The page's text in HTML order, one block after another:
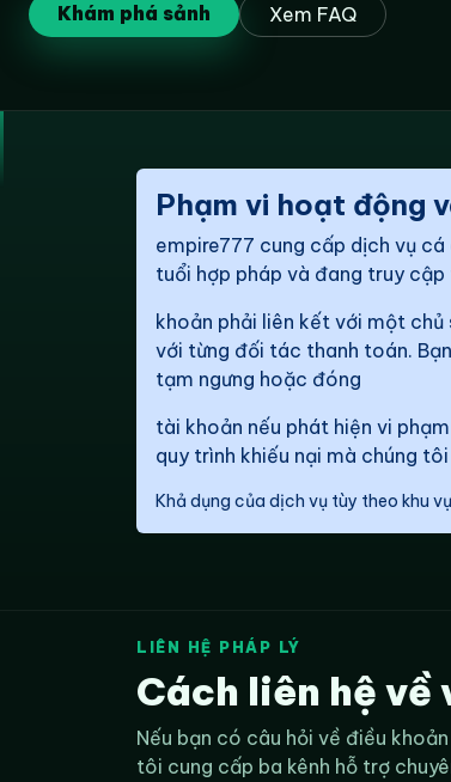
Khám phá sảnh Xem FAQ
Phạm vi hoạt động
empire777 cung cấp dịch vụ
tuổi hợp pháp và đang truy
khoản phải liên kết với một
với từng đối tác thanh toán.
tạm ngưng hoặc đóng
tài khoản nếu phát hiện vi
quy trình khiếu nại mà chúng
Khả dụng của dịch vụ tùy theo khu
LIÊN HỆ PHÁP LÝ
Cách liên hệ về
Nếu bạn có câu hỏi về điều
tôi cung cấp ba kênh hỗ trợ